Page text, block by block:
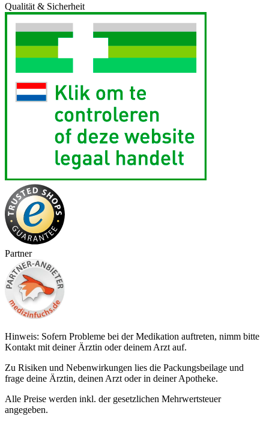
Qualität & Sicherheit
Partner
Hinweis: Sofern Probleme bei der Medikation auftreten, nimm bitte
Kontakt mit deiner Ärztin oder deinem Arzt auf.
Zu Risiken und Nebenwirkungen lies die Packungsbeilage und
frage deine Ärztin, deinen Arzt oder in deiner Apotheke.
Alle Preise werden inkl. der gesetzlichen Mehrwertsteuer
angegeben.